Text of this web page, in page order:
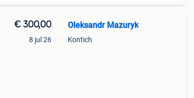
€ 300,00
8 jul 26
Oleksandr Mazuryk
Kontich